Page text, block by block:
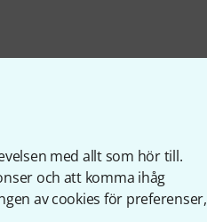
med allt som hör till.
och att komma ihåg
av cookies för preferenser,